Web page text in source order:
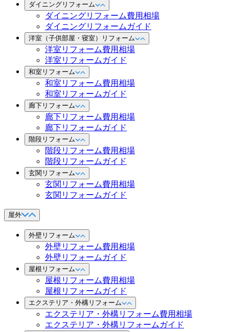
ダイニングリフォーム
ダイニングリフォーム費用相場
ダイニングリフォームガイド
洋室（子供部屋・寝室）リフォーム
洋室リフォーム費用相場
洋室リフォームガイド
和室リフォーム
和室リフォーム費用相場
和室リフォームガイド
廊下リフォーム
廊下リフォーム費用相場
廊下リフォームガイド
階段リフォーム
階段リフォーム費用相場
階段リフォームガイド
玄関リフォーム
玄関リフォーム費用相場
玄関リフォームガイド
屋外
外壁リフォーム
外壁リフォーム費用相場
外壁リフォームガイド
屋根リフォーム
屋根リフォーム費用相場
屋根リフォームガイド
エクステリア・外構リフォーム
エクステリア・外構リフォーム費用相場
エクステリア・外構リフォームガイド